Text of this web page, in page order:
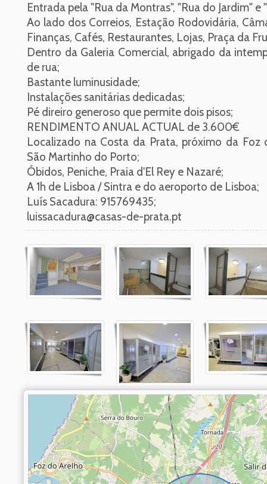
Entrada pela "Rua da Montras", "Rua do Jardim" e
Ao lado dos Correios, Estação Rodovidária,
Finanças, Cafés, Restaurantes, Lojas, Praça da
Dentro da Galeria Comercial, abrigado da
de rua;
Bastante luminusidade;
Instalações sanitárias dedicadas;
Pé direiro generoso que permite dois pisos;
RENDIMENTO ANUAL ACTUAL de 3.600€
Localizado na Costa da Prata, próximo da Foz
São Martinho do Porto;
Óbidos, Peniche, Praia d'El Rey e Nazaré;
A 1h de Lisboa / Sintra e do aeroporto de Lisboa;
Luís Sacadura: 915769435;
luissacadura@casas-de-prata.pt